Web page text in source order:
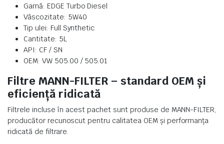
Gamă: EDGE Turbo Diesel
Vâscozitate: 5W40
Tip ulei: Full Synthetic
Cantitate: 5L
API: CF / SN
OEM: VW 505.00 / 505.01
Filtre MANN-FILTER – standard OEM și
eficiență ridicată
Filtrele incluse în acest pachet sunt produse de MANN-FILTER,
producător recunoscut pentru calitatea OEM și performanța
ridicată de filtrare.